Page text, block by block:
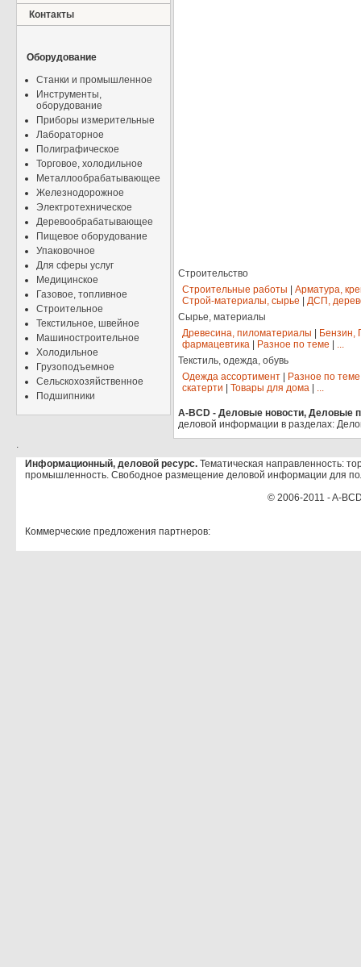
Контакты
Оборудование
Станки и промышленное
Инструменты,
оборудование
Приборы измерительные
Лабораторное
Полиграфическое
Торговое, холодильное
Металлообрабатывающее
Железнодорожное
Электротехническое
Деревообрабатывающее
Пищевое оборудование
Упаковочное
Для сферы услуг
Медицинское
Газовое, топливное
Строительное
Текстильное, швейное
Машиностроительное
Холодильное
Грузоподъемное
Сельскохозяйственное
Подшипники
Строительство
Строительные работы
Арматура,
Строй-материалы, сырье
ДСП,
Сырье, материалы
Древесина, пиломатериалы
Бензин,
фармацевтика
Разное по теме
...
Текстиль, одежда, обувь
Одежда ассортимент
Разное по теме
скатерти
Товары для дома ...
A-BCD - Деловые новости, Деловые
деловой информации в разделах:
.
Информационный, деловой ресурс. Тематическая направленность:
промышленность. Свободное размещение деловой информации для
© 2006-2011 - A-
Коммерческие предложения партнеров: